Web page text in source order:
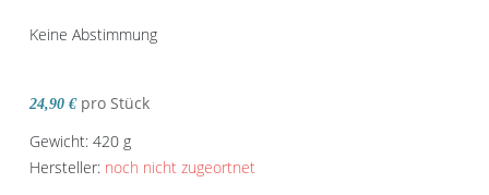
Keine Abstimmung
24,90 € pro Stück
Gewicht: 420 g
Hersteller: noch nicht zugeortnet